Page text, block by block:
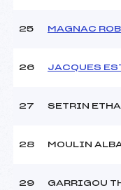
25 MAGNAC
26 JACQUES
27 SETRIN
28 MOULIN
29 GARRIGOU